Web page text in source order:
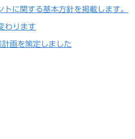
に関する基本方針を掲載します。
わります
画を策定しました